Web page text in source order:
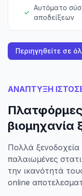
Αυτόματο
αποδείξεων
Περιηγηθείτε σε
ΑΝΑΠΤΥΞΗ
βιομηχανία
Πολλά ξενοδοχεία
παλαιωμένες
την ικανότητά
online